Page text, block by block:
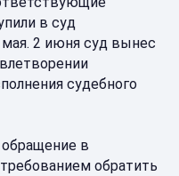
в суд
мая. 2 июня суд вынес
судебного
в
обратить